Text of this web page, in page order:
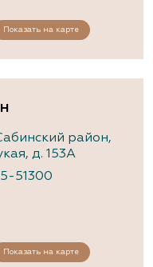
Показать на карте
район,
д. 153А
51300
Показать на карте